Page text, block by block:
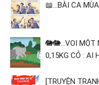
📖...BÀI CA
🐘🐘...VOI MỘT
0,15KG CỎ : AI
[TRUYỆN